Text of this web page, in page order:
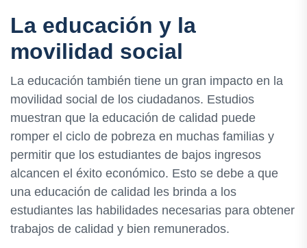
La educación y la
movilidad social
La educación también tiene un gran impacto en la
movilidad social de los ciudadanos. Estudios
muestran que la educación de calidad puede
romper el ciclo de pobreza en muchas familias y
permitir que los estudiantes de bajos ingresos
alcancen el éxito económico. Esto se debe a que
una educación de calidad les brinda a los
estudiantes las habilidades necesarias para obtener
trabajos de calidad y bien remunerados.